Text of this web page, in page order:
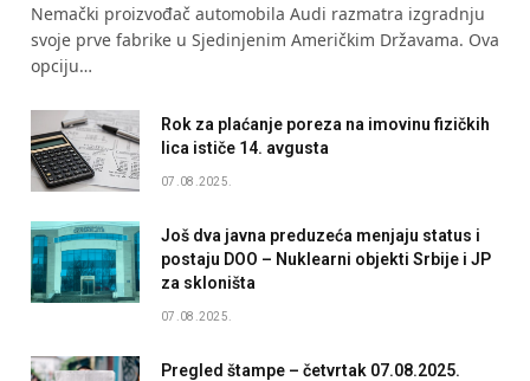
Nemački proizvođač automobila Audi razmatra izgradnju
svoje prve fabrike u Sjedinjenim Američkim Državama. Ova
opciju…
Rok za plaćanje poreza na imovinu fizičkih
lica ističe 14. avgusta
07.08.2025.
Još dva javna preduzeća menjaju status i
postaju DOO – Nuklearni objekti Srbije i JP
za skloništa
07.08.2025.
Pregled štampe – četvrtak 07.08.2025.